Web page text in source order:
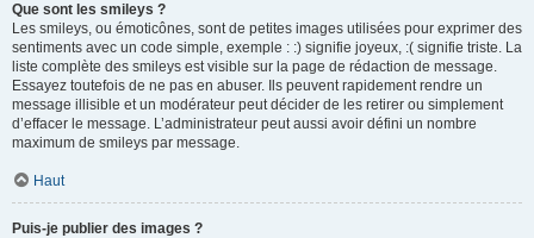
Que sont les smileys ?
Les smileys, ou émoticônes, sont de petites images utilisées pour exprimer des
sentiments avec un code simple, exemple : :) signifie joyeux, :( signifie triste. La
liste complète des smileys est visible sur la page de rédaction de message.
Essayez toutefois de ne pas en abuser. Ils peuvent rapidement rendre un
message illisible et un modérateur peut décider de les retirer ou simplement
d’effacer le message. L’administrateur peut aussi avoir défini un nombre
maximum de smileys par message.
Haut
Puis-je publier des images ?